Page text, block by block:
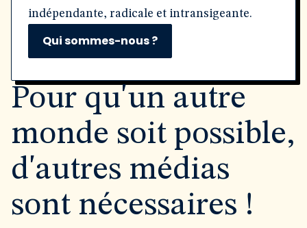
indépendante, radicale et intransigeante.
Qui sommes-nous ?
Pour qu'un autre
monde soit possible,
d'autres médias
sont nécessaires !